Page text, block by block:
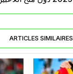
ARTICLES SIMILAIRES